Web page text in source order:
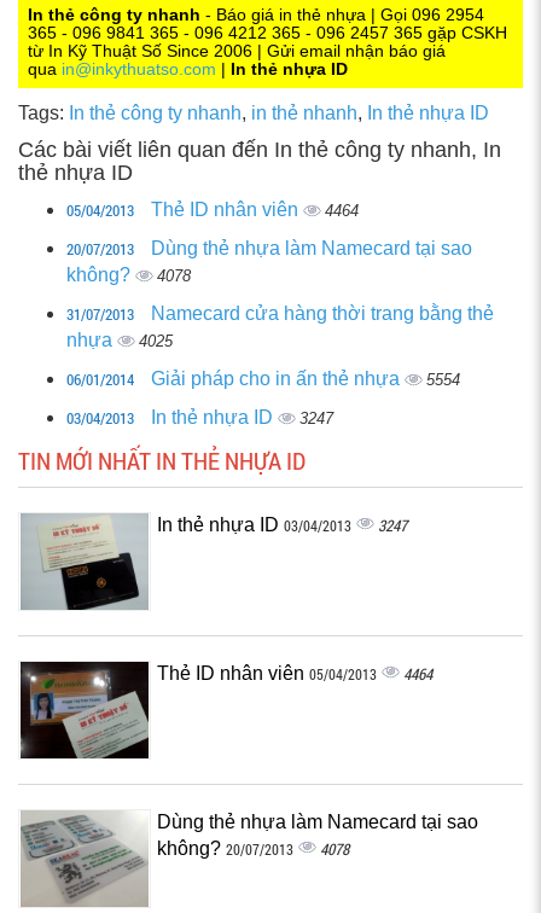
0
In thẻ công ty nhanh - Báo giá in thẻ nhựa | Gọi 096 2954
365 - 096 9841 365 - 096 4212 365 - 096 2457 365 gặp CSKH
từ In Kỹ Thuật Số Since 2006 | Gửi email nhận báo giá
qua in@inkythuatso.com | In thẻ nhựa ID
Tags: In thẻ công ty nhanh, in thẻ nhanh, In thẻ nhựa ID
Các bài viết liên quan đến In thẻ công ty nhanh, In
thẻ nhựa ID
05/04/2013 Thẻ ID nhân viên 4464
20/07/2013
Dùng thẻ nhựa làm Namecard tại sao
không?
4078
31/07/2013
Namecard cửa hàng thời trang bằng thẻ
nhựa
4025
06/01/2014 Giải pháp cho in ấn thẻ nhựa 5554
03/04/2013 In thẻ nhựa ID 3247
TIN MỚI NHẤT IN THẺ NHỰA ID
In thẻ nhựa ID 03/04/2013 3247
Thẻ ID nhân viên 05/04/2013 4464
Dùng thẻ nhựa làm Namecard tại sao
không? 20/07/2013 4078